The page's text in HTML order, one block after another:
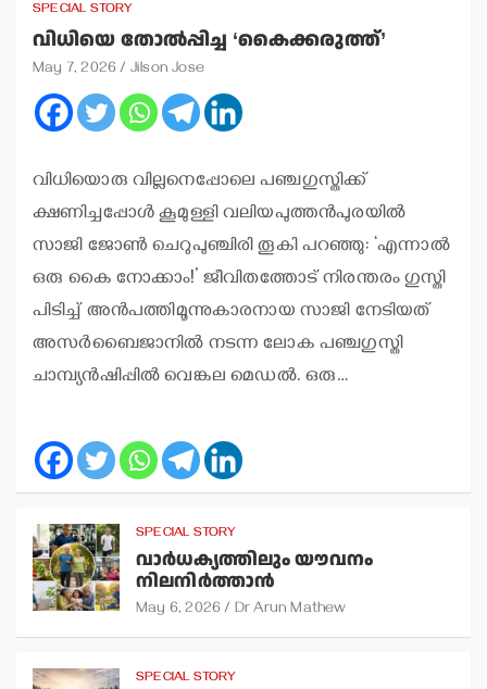
SPECIAL STORY
വിധിയെ തോല്‍പ്പിച്ച ‘കൈക്കരുത്ത്’
May 7, 2026 Jilson Jose
വിധിയൊരു വില്ലനെപ്പോലെ പഞ്ചഗുസ്തിക്ക്
ക്ഷണിച്ചപ്പോള്‍ കൂമുള്ളി വലിയപുത്തന്‍പുരയില്‍
സാജി ജോണ്‍ ചെറുപുഞ്ചിരി തൂകി പറഞ്ഞു: ‘എന്നാല്‍
ഒരു കൈ നോക്കാം!’ ജീവിതത്തോട് നിരന്തരം ഗുസ്തി
പിടിച്ച് അന്‍പത്തിമൂന്നുകാരനായ സാജി നേടിയത്
അസര്‍ബൈജാനില്‍ നടന്ന ലോക പഞ്ചഗുസ്തി
ചാമ്പ്യന്‍ഷിപ്പില്‍ വെങ്കല മെഡല്‍. ഒരു…
SPECIAL STORY
വാര്‍ധക്യത്തിലും യൗവനം
നിലനിര്‍ത്താന്‍
May 6, 2026 Dr Arun Mathew
SPECIAL STORY